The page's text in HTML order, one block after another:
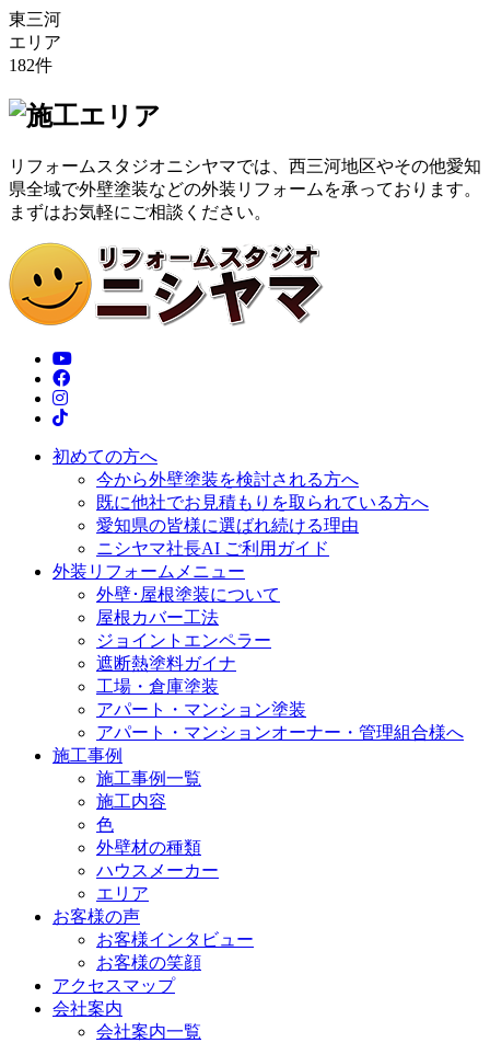
東三河
エリア
182件
リフォームスタジオニシヤマでは、西三河地区やその他愛知
県全域で外壁塗装などの外装リフォームを承っております。
まずはお気軽にご相談ください。
初めての方へ
今から外壁塗装を検討される方へ
既に他社でお見積もりを取られている方へ
愛知県の皆様に選ばれ続ける理由
ニシヤマ社長AI ご利用ガイド
外装リフォームメニュー
外壁･屋根塗装について
屋根カバー工法
ジョイントエンペラー
遮断熱塗料ガイナ
工場・倉庫塗装
アパート・マンション塗装
アパート・マンションオーナー・管理組合様へ
施工事例
施工事例一覧
施工内容
色
外壁材の種類
ハウスメーカー
エリア
お客様の声
お客様インタビュー
お客様の笑顔
アクセスマップ
会社案内
会社案内一覧